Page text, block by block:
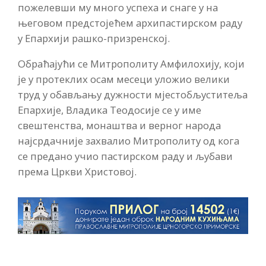
пожелевши му много успеха и снаге у на
његовом предстојећем архипастирском раду
у Епархији рашко-призренској.
Обраћајући се Митрополиту Амфилохију, који
је у протеклих осам месеци уложио велики
труд у обављању дужности мјестобљуститеља
Епархије, Владика Теодосије се у име
свештенства, монаштва и верног народа
најсрдачније захвалио Митрополиту од кога
се предано учио пастирском раду и љубави
према Цркви Христовој.